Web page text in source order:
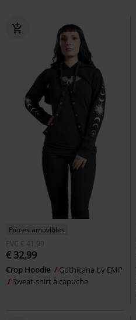
Pièces amovibles
PVC € 41,99
€ 32,99
Crop Hoodie
Gothicana by EMP
Sweat-shirt à capuche